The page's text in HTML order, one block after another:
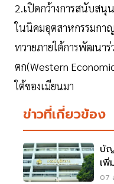
2.เปิดกว้างการสนับสนุ
ในนิคมอุตสาหกรรมกา
ทวายภายใต้การพัฒนาร่
ตก(Western
ใต้ของเมียนมา
ข่าวที่เกี่ยวข้อง
บั
เพิ่
ค่า
07